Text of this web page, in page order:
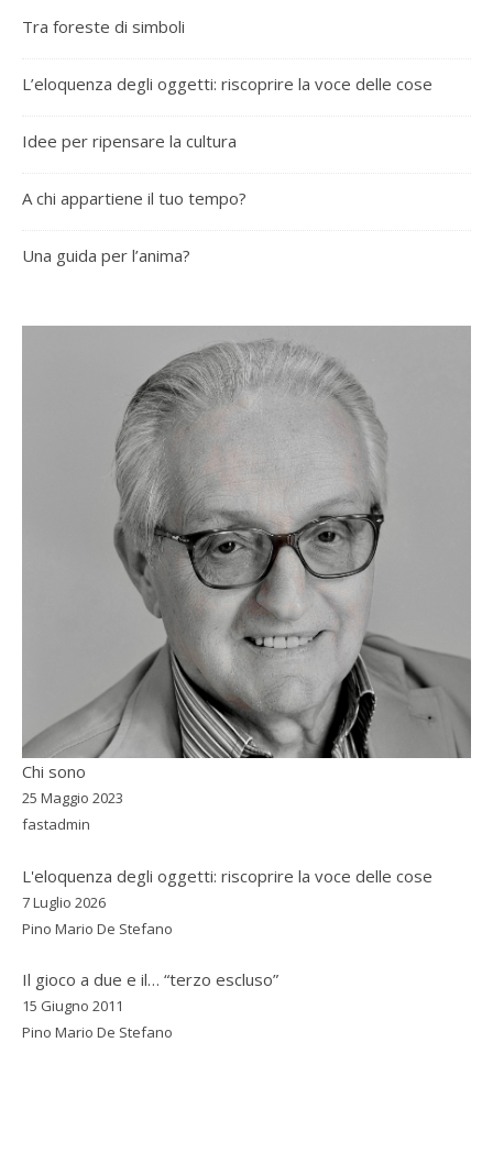
Tra foreste di simboli
L’eloquenza degli oggetti: riscoprire la voce delle cose
Idee per ripensare la cultura
A chi appartiene il tuo tempo?
Una guida per l’anima?
Chi sono
25 Maggio 2023
fastadmin
L'eloquenza degli oggetti: riscoprire la voce delle cose
7 Luglio 2026
Pino Mario De Stefano
Il gioco a due e il… “terzo escluso”
15 Giugno 2011
Pino Mario De Stefano